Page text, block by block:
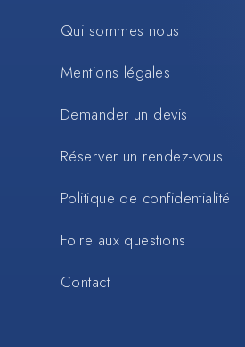
Qui sommes nous
Mentions légales
Demander un devis
Réserver un rendez-vous
Politique de confidentialité
Foire aux questions
Contact